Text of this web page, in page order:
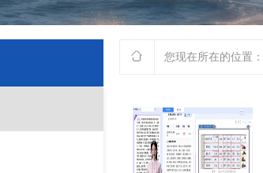
您现在所在的位置：